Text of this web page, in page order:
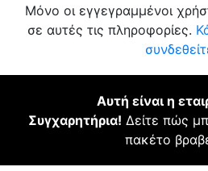
Μόνο οι εγγεγραμμένοι
σε αυτές τις πληροφορίες.
Αυτή είναι η
Συγχαρητήρια! Δείτε πώς
πακέτο